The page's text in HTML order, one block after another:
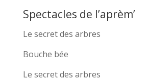
Spectacles de l’aprèm’
Le secret des arbres
Bouche bée
Le secret des arbres